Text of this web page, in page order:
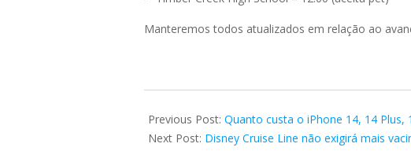
Manteremos todos atualizados em relação ao
09-
27
Previous Post: Quanto custa o iPhone 14, 14
Next Post: Disney Cruise Line não exigirá mais